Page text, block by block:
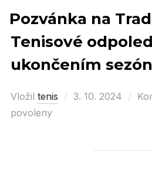
Pozvánka na
Tenisové
ukončením
Vložil tenis
Posted
3. 10. 2024
povoleny